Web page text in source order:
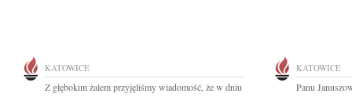
KATOWICE
Z głębokim żalem przyjęliśmy wiadomość, że w dniu
KATOWICE
Panu